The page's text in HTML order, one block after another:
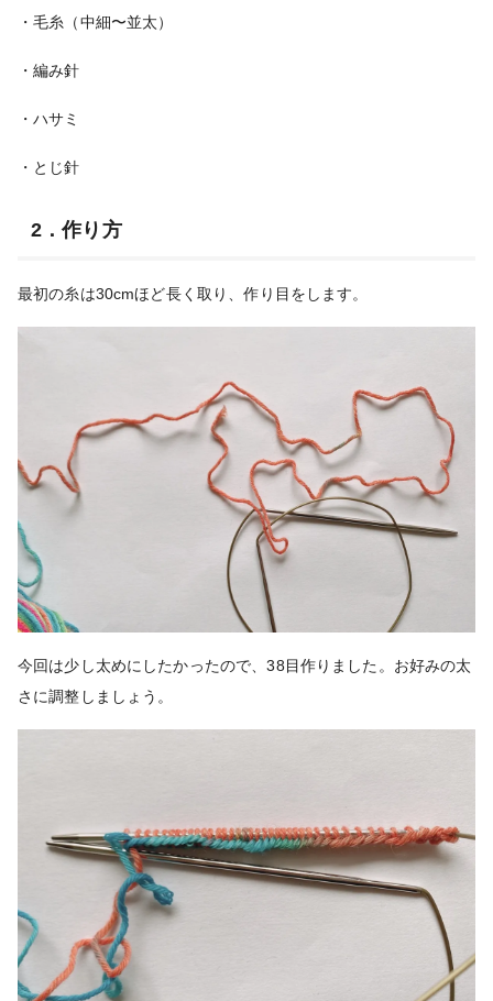
・毛糸（中細〜並太）
・編み針
・ハサミ
・とじ針
2．作り方
最初の糸は30cmほど長く取り、作り目をします。
今回は少し太めにしたかったので、38目作りました。お好みの太
さに調整しましょう。